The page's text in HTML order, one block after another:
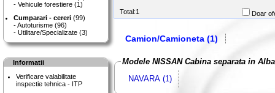
Vehicule forestiere (1)
Cumparari - cereri (99)
Autoturisme (96)
Utilitare/Specializate (3)
Informatii
Verificare valabilitate
inspectie tehnica - ITP
Total:1 Doar
Camion/Camioneta (1)
Modele NISSAN Cabina separata in Alba
NAVARA (1)